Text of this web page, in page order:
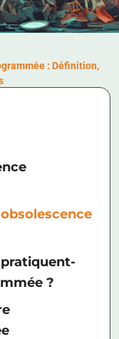
: Définition,
?